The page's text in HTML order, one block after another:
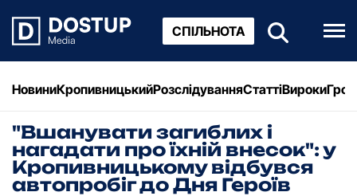
СПІЛЬНОТА
НовиниКропивницькийРозслідуванняСтаттіВироки
"Вшанувати загиблих і
нагадати про їхній внесок": у
Кропивницькому відбувся
автопробіг до Дня Героїв